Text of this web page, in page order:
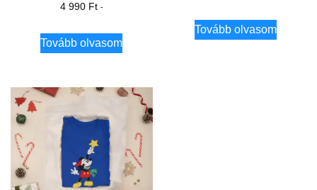
4 990 Ft -
Tovább olvasom
Tovább olvasom